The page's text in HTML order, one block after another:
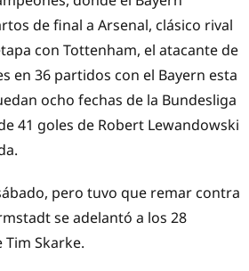
de final a Arsenal, clásico rival
con Tottenham, el atacante de
en 36 partidos con el Bayern esta
ocho fechas de la Bundesliga
41 goles de Robert Lewandowski
pero tuvo que remar contra
se adelantó a los 28
Skarke.